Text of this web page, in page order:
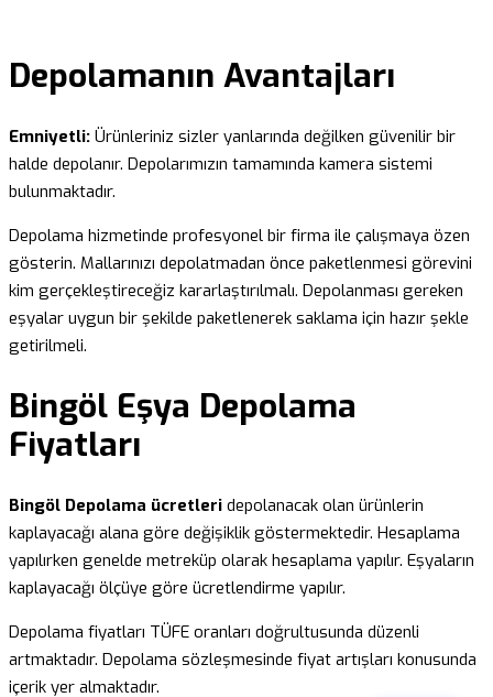
Depolamanın Avantajları
Emniyetli: Ürünleriniz sizler yanlarında değilken güvenilir bir
halde depolanır. Depolarımızın tamamında kamera sistemi
bulunmaktadır.
Depolama hizmetinde profesyonel bir firma ile çalışmaya özen
gösterin. Mallarınızı depolatmadan önce paketlenmesi görevini
kim gerçekleştireceğiz kararlaştırılmalı. Depolanması gereken
eşyalar uygun bir şekilde paketlenerek saklama için hazır şekle
getirilmeli.
Bingöl Eşya Depolama
Fiyatları
Bingöl Depolama ücretleri depolanacak olan ürünlerin
kaplayacağı alana göre değişiklik göstermektedir. Hesaplama
yapılırken genelde metreküp olarak hesaplama yapılır. Eşyaların
kaplayacağı ölçüye göre ücretlendirme yapılır.
Depolama fiyatları TÜFE oranları doğrultusunda düzenli
artmaktadır. Depolama sözleşmesinde fiyat artışları konusunda
içerik yer almaktadır.